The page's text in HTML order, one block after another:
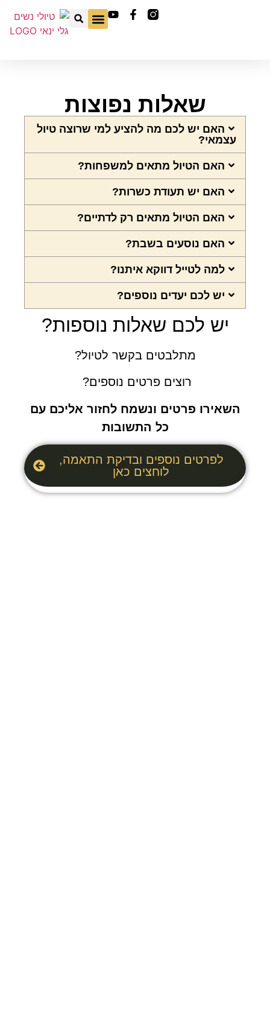
שאלות נפוצות
האם יש לכם מה להציע למי שרוצה טיול
עצמאי?
האם הטיול מתאים למשפחות?
האם יש תעודת כשרות?
האם הטיול מתאים רק לדתיים?
האם נוסעים בשבת?
למה לטייל דווקא איתנו?
יש לכם יעדים נוספים?
יש לכם שאלות נוספות?
מתלבטים בקשר לטיול?
רוצים פרטים נוספים?
השאירו פרטים ונשמח לחזור אליכם עם
כל התשובות
לפרטים נוספים ובדיקת התאמה,
לוחצים כאן